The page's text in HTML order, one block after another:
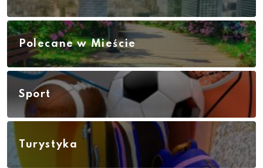
Polecane w Mieście
Sport
Turystyka